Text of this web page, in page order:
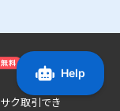
ク取引でき